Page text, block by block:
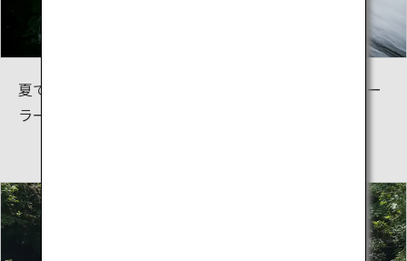
夏でもひんやりとした冷たさを感じる清流は「天然クー
ラー」とも呼ばれ、避暑地として最適です。